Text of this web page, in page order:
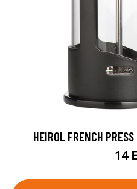
HEIROL FRENCH
14